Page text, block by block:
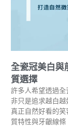
全瓷冠美白與
質選擇
許多人希望透過
非只是追求越白越
真正自然好看的
質特性與牙齦線條